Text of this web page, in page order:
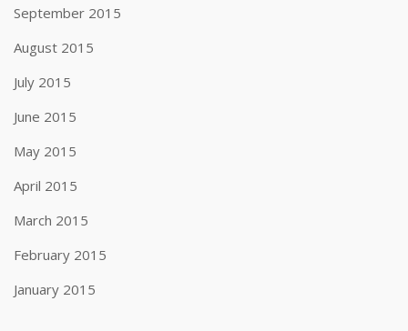
September 2015
August 2015
July 2015
June 2015
May 2015
April 2015
March 2015
February 2015
January 2015